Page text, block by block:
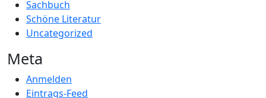
Sachbuch
Schöne Literatur
Uncategorized
Meta
Anmelden
Eintrags-Feed